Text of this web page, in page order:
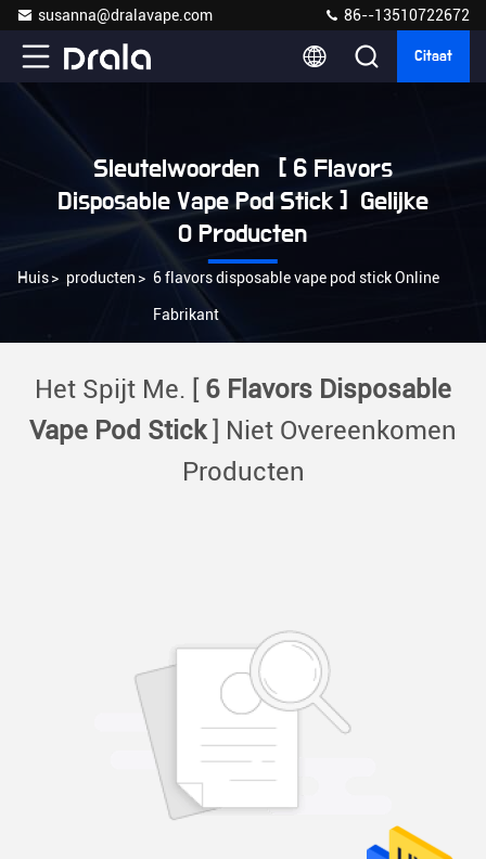
susanna@dralavape.com 86--13510722672
Citaat
Sleutelwoorden [ 6 Flavors
Disposable Vape Pod Stick ] Gelijke
0 Producten
Huis> producten > 6 flavors disposable vape pod stick Online
Fabrikant
Het Spijt Me. [ 6 Flavors Disposable
Vape Pod Stick] Niet Overeenkomen
Producten